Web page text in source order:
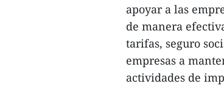
apoyar a las
de manera
tarifas, seguro
empresas a
actividades de